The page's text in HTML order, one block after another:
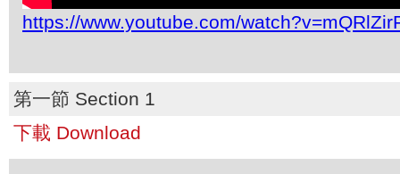
https://www.youtube.com/
第一節 Section 1
下載 Download